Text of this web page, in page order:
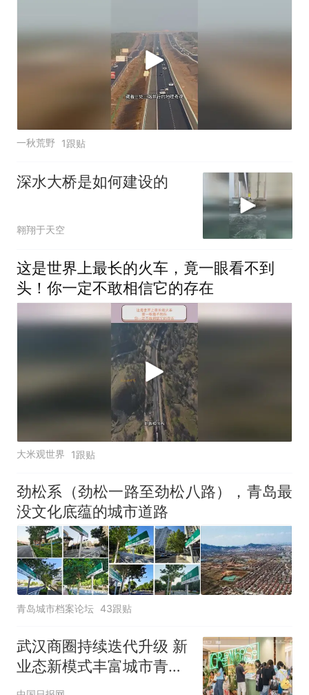
一秋荒野 1跟贴
深水大桥是如何建设的
翱翔于天空
这是世界上最长的火车，竟一眼看不到
头！你一定不敢相信它的存在
大米观世界 1跟贴
劲松系（劲松一路至劲松八路），青岛最
没文化底蕴的城市道路
青岛城市档案论坛 43跟贴
武汉商圈持续迭代升级 新
业态新模式丰富城市青年
消费场景